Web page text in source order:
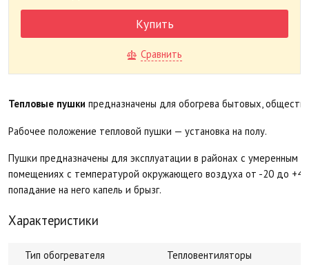
Купить
Сравнить
Тепловые пушки предназначены для обогрева бытовых,
Рабочее положение тепловой пушки — установка на полу.
Пушки предназначены для эксплуатации в районах с умеренным
помещениях с температурой окружающего воздуха от -20 до
попадание на него капель и брызг.
Характеристики
Тип обогревателя
Тепловентиляторы